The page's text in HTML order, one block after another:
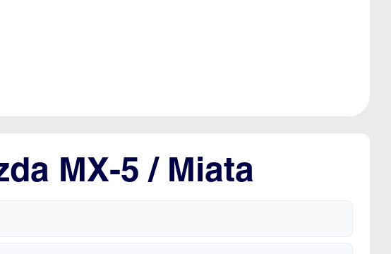
MX-5 / Miata